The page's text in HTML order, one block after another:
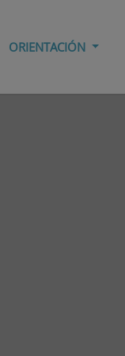
ORIENTACIÓN